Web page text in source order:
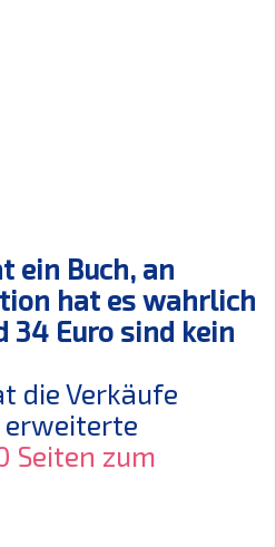
ein Buch, an
hat es wahrlich
34 Euro sind kein
die Verkäufe
erweiterte
Seiten zum